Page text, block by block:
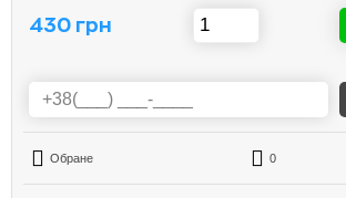
430 грн
Обране 0